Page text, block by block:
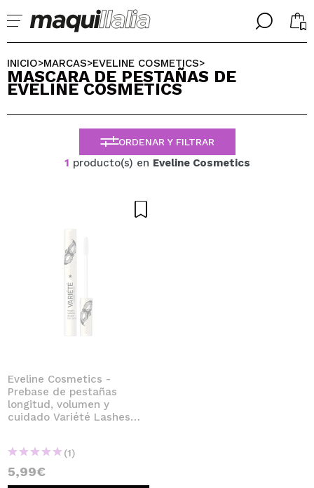
╳
Ya soy #maquilover, tengo cuenta
BIENVENIDX!
No tengo cuenta aquí
QUIERO REGISTRARME
pedidos y consultar tus operaciones anteriores.
CREAR CUENTA
╳
SELECCIONA TU IDIOMA
ENGLISH
FRANCES
ALEMAN
ITALIANO
INICIO>MARCAS>EVELINE COSMETICS>
MASCARA DE PESTAÑAS DE
EVELINE COSMETICS
ORDENAR Y FILTRAR
1 producto(s) en Eveline Cosmetics
Eveline Cosmetics -
Prebase de pestañas
longitud, volumen y
cuidado Variété Lashes
(1)
5,99€